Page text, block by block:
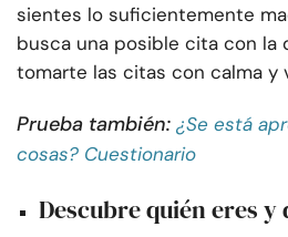
sientes lo suficientemente
busca una posible cita con la
tomarte las citas con calma y
Prueba también: ¿Se está
cosas? Cuestionario
Descubre quién eres y